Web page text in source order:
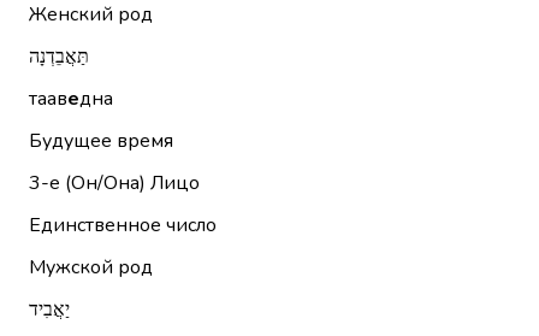
Женский род
תַּאֲבֵדְנָה
тааведна
Будущее время
3-е (Он/Она) Лицо
Единственное число
Мужской род
יַאֲבִיד